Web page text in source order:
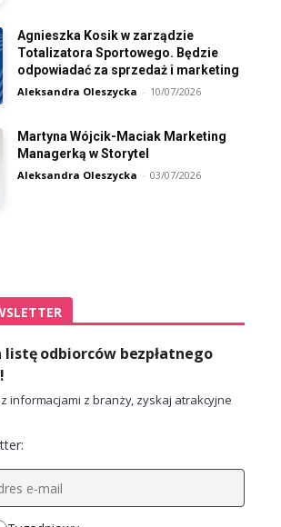
Agnieszka Kosik w zarządzie
Totalizatora Sportowego. Będzie
odpowiadać za sprzedaż i marketing
Aleksandra Oleszycka - 10/07/2026
Martyna Wójcik-Maciak Marketing
Managerką w Storytel
Aleksandra Oleszycka - 03/07/2026
listę odbiorców bezpłatnego
informacjami z branży, zyskaj atrakcyjne